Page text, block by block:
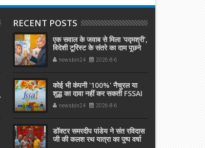
RECENT POSTS
एक सवाल के जवाब से मिला 'पद्मश्री',
विदेशी टूरिस्ट के संतरे का दाम पूछने
पर,अनपढ़ फलवाले को दिला दिया
इनाम जानिए कैसे .....?
newsbin24 2026-8-6
कोई भी कंपनी '100%' नैचुरल या
शुद्ध का दावा नहीं कर सकती FSSAI
का ये कानून समझ लीजिए
newsbin24 2026-8-6
डॉक्टर समरदीप पांडेय ने संत रविदास
जी की कलश रथ यात्रा का पुष्प वर्षा